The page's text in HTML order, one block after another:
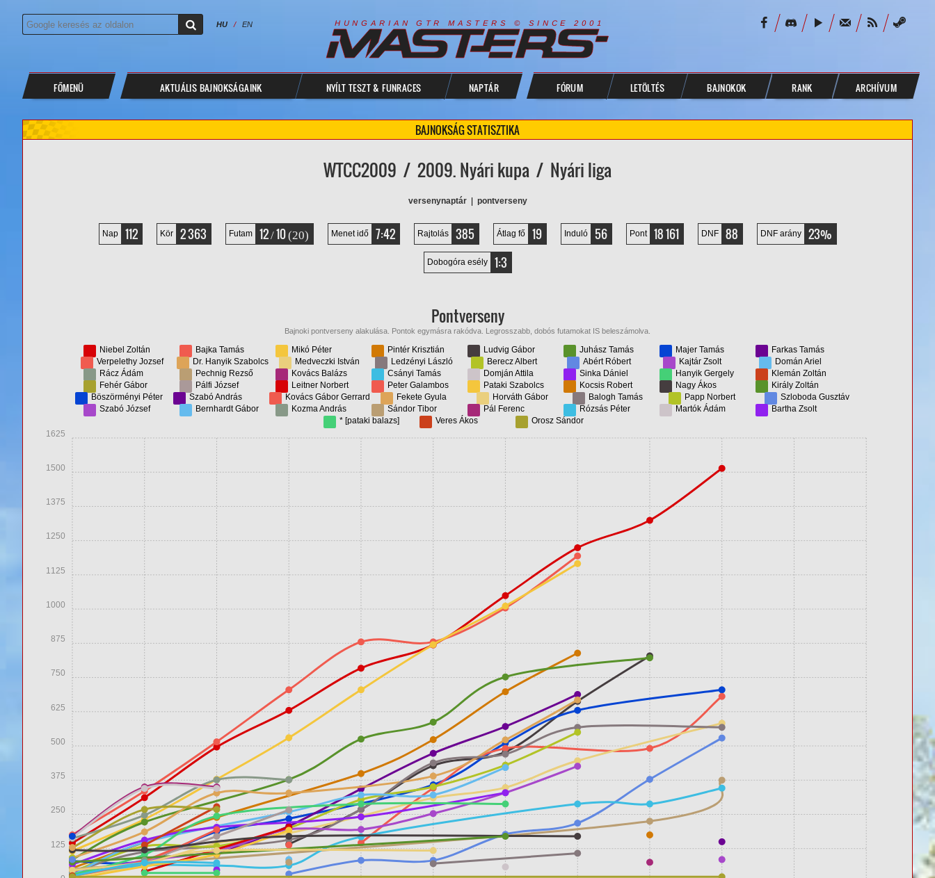
HU / EN H U N G A R I A N G T R M A S T E R S © S I N C E 2 0 0 1
FŐMENÜ AKTUÁLIS BAJNOKSÁGAINK NYÍLT TESZT & FUNRACES NAPTÁR FÓRUM LETÖLTÉS BAJNOKOK RANK ARCHÍVUM
BAJNOKSÁG STATISZTIKA
WTCC2009 / 2009. Nyári kupa / Nyári liga
versenynaptár| pontverseny
Nap 112 Kör 2 363 Futam 12/10(20) Menet idő 7:42 Rajtolás 385 Átlag fő 19 Induló 56 Pont 18 161 DNF 88 DNF arány 23%
Dobogóra esély 1:3
Pontverseny
Bajnoki pontverseny alakulása. Pontok egymásra rakódva. Legrosszabb, dobós futamokat IS beleszámolva.
Niebel Zoltán Bajka Tamás Mikó Péter Pintér Krisztián Ludvig Gábor Juhász Tamás Majer Tamás
Farkas Tamás
Verpelethy Jozsef
Dr. Hanyik Szabolcs Medveczki István Ledzényi László Berecz Albert Abért Róbert Kajtár Zsolt
Domán Ariel
Rácz Ádám
Pechnig Rezső Kovács Balázs Csányi Tamás Domján Attila Sinka Dániel Hanyik Gergely
Klemán Zoltán
Fehér Gábor
Pálfi József Leitner Norbert Peter Galambos Pataki Szabolcs Kocsis Robert Nagy Ákos
Király Zoltán
Böszörményi Péter
Szabó András Kovács Gábor Gerrard Fekete Gyula Horváth Gábor Balogh Tamás Papp Norbert
Szloboda Gusztáv
Szabó József
Bernhardt Gábor Kozma András Sándor Tibor Pál Ferenc Rózsás Péter Martók Ádám
Bartha Zsolt
* [pataki balazs]
Veres Ákos Orosz Sándor
125
250
375
500
625
750
875
1000
1125
1250
1375
1500
1625